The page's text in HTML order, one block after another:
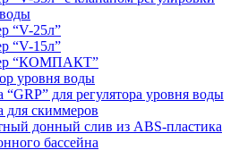
“V-25л”
“V-15л”
“КОМПАКТ”
уровня воды
для регулятора уровня воды
скиммеров
донный слив из ABS-пластика
бассейна